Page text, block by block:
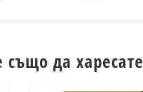
да харесате